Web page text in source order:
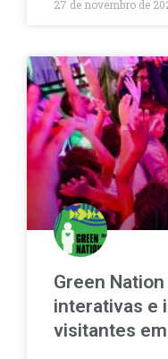
27 de novembro de
Green
interativas e
visitantes